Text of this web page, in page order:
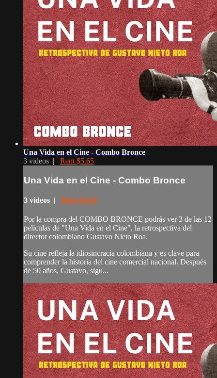
Una Vida en el Cine - Combo Bronce
3 videos | Rent $5.65
Una Vida en el Cine - Combo Bronce
3 videos | Rent $5.65
Por la compra del COMBO BRONCE podrás ver 3 de las 12
películas de "Una Vida en el Cine", la retrospectiva del
director colombiano Gustavo Nieto Roa.
Su cine refleja la idiosincracia colombiana y es clave para
comprender la historia del cine comercial nacional. Después
de 50 años, Gustavo, sigu...